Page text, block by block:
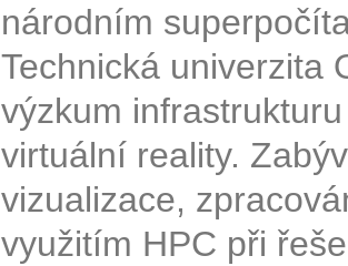
národním
Technická univerzita
výzkum
virtuální reality.
vizualizace,
využitím HPC při